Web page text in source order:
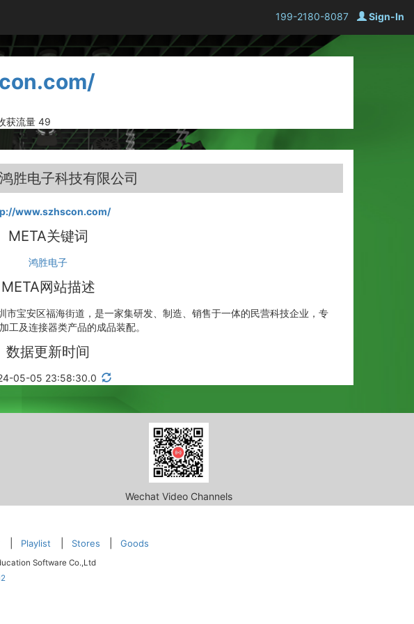
199-2180-8087 Sign-In
获流量 49
胜电子科技有限公司
www.szhscon.com/
META关键词
鸿胜电子
META网站描述
宝安区福海街道，是一家集研发、制造、销售于一体的民营科技企业，专
工及连接器类产品的成品装配。
数据更新时间
05-05 23:58:30.0
Wechat Video Channels
Playlist Stores Goods
Software Co.,Ltd